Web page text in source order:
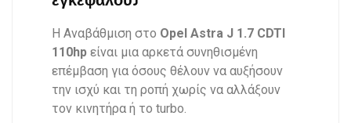
Η Αναβάθμιση στο Opel Astra J 1.7 CDTI
110hp είναι μια αρκετά συνηθισμένη
επέμβαση για όσους θέλουν να αυξήσουν
την ισχύ και τη ροπή χωρίς να αλλάξουν
τον κινητήρα ή το turbo.